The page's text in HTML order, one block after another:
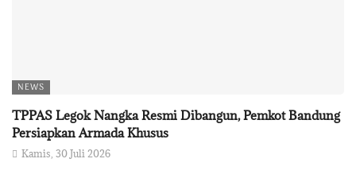
NEWS
TPPAS Legok Nangka Resmi Dibangun, Pemkot Bandung
Persiapkan Armada Khusus
Kamis, 30 Juli 2026